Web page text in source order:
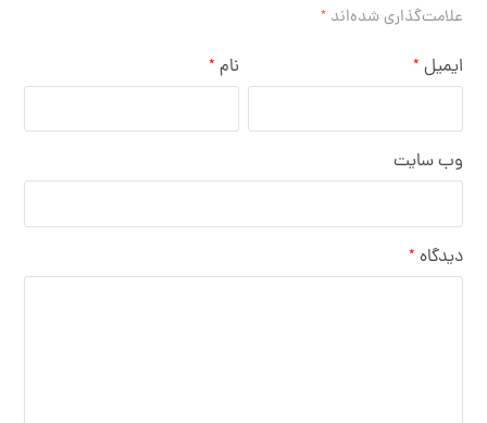
علامت‌گذاری شده‌اند*
نام * ایمیل *
وب‌ سایت
دیدگاه *